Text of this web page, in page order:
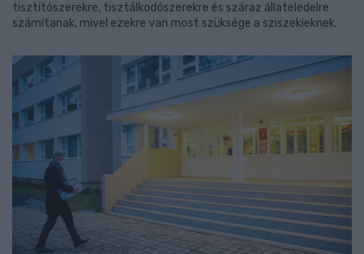
tisztítószerekre, tisztálkodószerekre és száraz állateledelre
számítanak, mivel ezekre van most szüksége a sziszekieknek.